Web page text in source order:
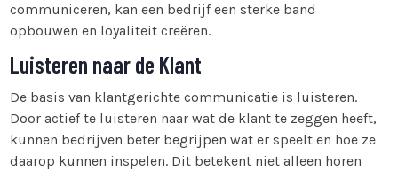
communiceren, kan een bedrijf een sterke band
opbouwen en loyaliteit creëren.
Luisteren naar de Klant
De basis van klantgerichte communicatie is luisteren.
Door actief te luisteren naar wat de klant te zeggen heeft,
kunnen bedrijven beter begrijpen wat er speelt en hoe ze
daarop kunnen inspelen. Dit betekent niet alleen horen